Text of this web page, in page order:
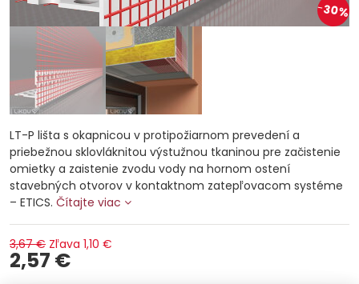
30%
LT-P lišta s okapnicou v protipožiarnom prevedení a
priebežnou sklovláknitou výstužnou tkaninou pre začistenie
omietky a zaistenie zvodu vody na hornom ostení
stavebných otvorov v kontaktnom zatepľovacom systéme
– ETICS. Čítajte viac
3,67 € Zľava 1,10 €
2,57 €